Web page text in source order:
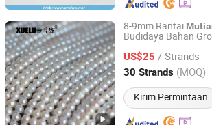
8-9mm Rantai
Budidaya Bahan
US$25 / Strands
30 Strands (MOQ)
Kirim Permintaan
Zhuji Xueluo Pearl Jewelry Co., Ltd.
Zhejiang, China Harga mulai